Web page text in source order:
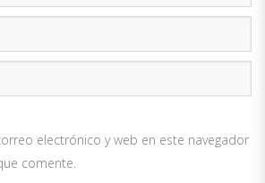
electrónico y web en este navegador
comente.